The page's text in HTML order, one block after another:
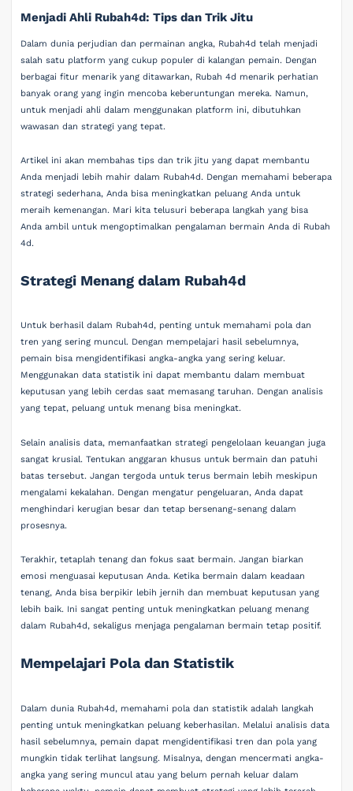
Menjadi Ahli Rubah4d: Tips dan Trik Jitu
Dalam dunia perjudian dan permainan angka, Rubah4d telah menjadi
salah satu platform yang cukup populer di kalangan pemain. Dengan
berbagai fitur menarik yang ditawarkan, Rubah 4d menarik perhatian
banyak orang yang ingin mencoba keberuntungan mereka. Namun,
untuk menjadi ahli dalam menggunakan platform ini, dibutuhkan
wawasan dan strategi yang tepat.
Artikel ini akan membahas tips dan trik jitu yang dapat membantu
Anda menjadi lebih mahir dalam Rubah4d. Dengan memahami beberapa
strategi sederhana, Anda bisa meningkatkan peluang Anda untuk
meraih kemenangan. Mari kita telusuri beberapa langkah yang bisa
Anda ambil untuk mengoptimalkan pengalaman bermain Anda di Rubah
4d.
Strategi Menang dalam Rubah4d
Untuk berhasil dalam Rubah4d, penting untuk memahami pola dan
tren yang sering muncul. Dengan mempelajari hasil sebelumnya,
pemain bisa mengidentifikasi angka-angka yang sering keluar.
Menggunakan data statistik ini dapat membantu dalam membuat
keputusan yang lebih cerdas saat memasang taruhan. Dengan analisis
yang tepat, peluang untuk menang bisa meningkat.
Selain analisis data, memanfaatkan strategi pengelolaan keuangan juga
sangat krusial. Tentukan anggaran khusus untuk bermain dan patuhi
batas tersebut. Jangan tergoda untuk terus bermain lebih meskipun
mengalami kekalahan. Dengan mengatur pengeluaran, Anda dapat
menghindari kerugian besar dan tetap bersenang-senang dalam
prosesnya.
Terakhir, tetaplah tenang dan fokus saat bermain. Jangan biarkan
emosi menguasai keputusan Anda. Ketika bermain dalam keadaan
tenang, Anda bisa berpikir lebih jernih dan membuat keputusan yang
lebih baik. Ini sangat penting untuk meningkatkan peluang menang
dalam Rubah4d, sekaligus menjaga pengalaman bermain tetap positif.
Mempelajari Pola dan Statistik
Dalam dunia Rubah4d, memahami pola dan statistik adalah langkah
penting untuk meningkatkan peluang keberhasilan. Melalui analisis data
hasil sebelumnya, pemain dapat mengidentifikasi tren dan pola yang
mungkin tidak terlihat langsung. Misalnya, dengan mencermati angka-
angka yang sering muncul atau yang belum pernah keluar dalam